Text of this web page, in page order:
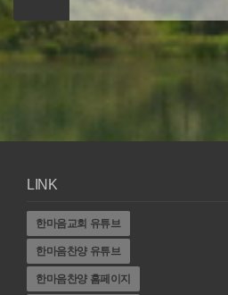
LINK
한마음교회 유튜브
한마음찬양 유튜브
한마음찬양 홈페이지